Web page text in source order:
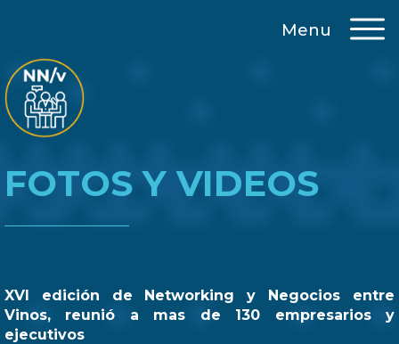
Menu
FOTOS Y VIDEOS
XVI edición de Networking y Negocios entre
Vinos, reunió a mas de 130 empresarios y
ejecutivos